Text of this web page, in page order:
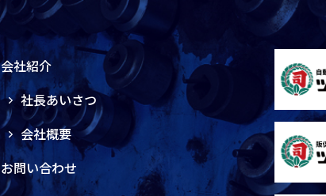
会社紹介
社長あいさつ
会社概要
お問い合わせ